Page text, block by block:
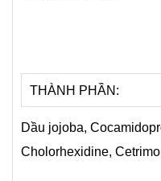
THÀNH PHẦN:
Dầu jojoba,
Cholorhexidine,